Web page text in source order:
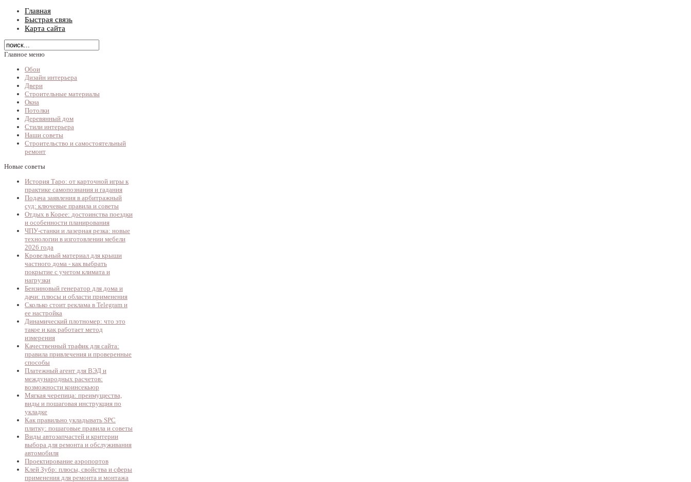
Главная
Быстрая связь
Карта сайта
Главное меню
Обои
Дизайн интерьера
Двери
Строительные материалы
Окна
Потолки
Деревянный дом
Стили интерьера
Наши советы
Строительство и самостоятельный
ремонт
Новые советы
История Таро: от карточной игры к
практике самопознания и гадания
Подача заявления в арбитражный
суд: ключевые правила и советы
Отдых в Корее: достоинства поездки
и особенности планирования
ЧПУ-станки и лазерная резка: новые
технологии в изготовлении мебели
2026 года
Кровельный материал для крыши
частного дома - как выбрать
покрытие с учетом климата и
нагрузки
Бензиновый генератор для дома и
дачи: плюсы и области применения
Сколько стоит реклама в Telegram и
ее настройка
Динамический плотномер: что это
такое и как работает метод
измерения
Качественный трафик для сайта:
правила привлечения и проверенные
способы
Платежный агент для ВЭД и
международных расчетов:
возможности коинсекьюр
Мягкая черепица: преимущества,
виды и пошаговая инструкция по
укладке
Как правильно укладывать SPC
плитку: пошаговые правила и советы
Виды автозапчастей и критерии
выбора для ремонта и обслуживания
автомобиля
Проектирование аэропортов
Клей Зубр: плюсы, свойства и сферы
применения для ремонта и монтажа